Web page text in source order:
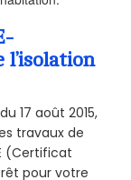
17 août 2015,
travaux de
(Certificat
pour votre